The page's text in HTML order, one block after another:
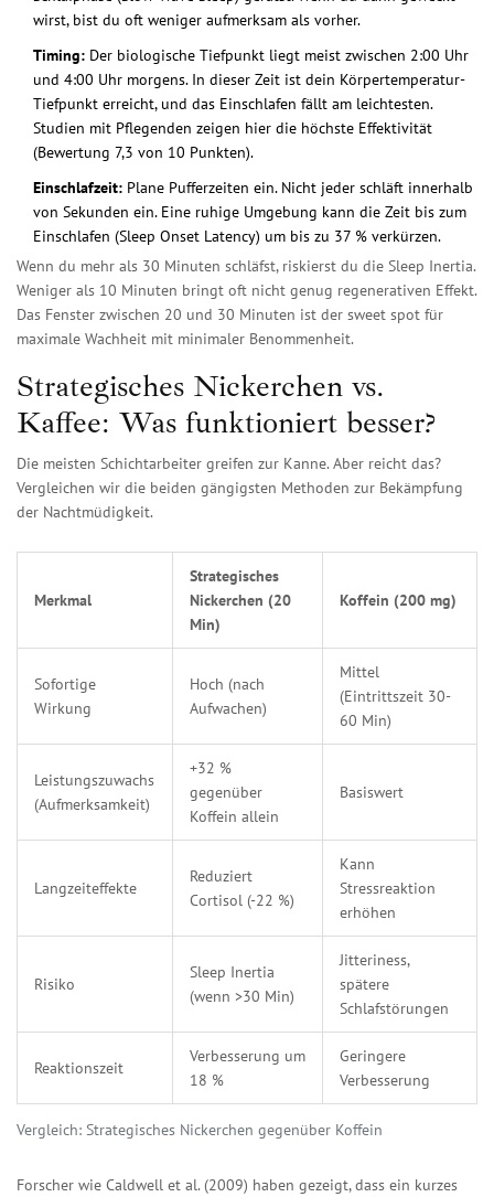
wirst, bist du oft weniger aufmerksam als vorher.
Timing: Der biologische Tiefpunkt liegt meist zwischen 2:00 Uhr
und 4:00 Uhr morgens. In dieser Zeit ist dein Körpertemperatur-
Tiefpunkt erreicht, und das Einschlafen fällt am leichtesten.
Studien mit Pflegenden zeigen hier die höchste Effektivität
(Bewertung 7,3 von 10 Punkten).
Einschlafzeit: Plane Pufferzeiten ein. Nicht jeder schläft innerhalb
von Sekunden ein. Eine ruhige Umgebung kann die Zeit bis zum
Einschlafen (Sleep Onset Latency) um bis zu 37 % verkürzen.
Wenn du mehr als 30 Minuten schläfst, riskierst du die Sleep Inertia.
Weniger als 10 Minuten bringt oft nicht genug regenerativen Effekt.
Das Fenster zwischen 20 und 30 Minuten ist der sweet spot für
maximale Wachheit mit minimaler Benommenheit.
Strategisches Nickerchen vs.
Kaffee: Was funktioniert besser?
Die meisten Schichtarbeiter greifen zur Kanne. Aber reicht das?
Vergleichen wir die beiden gängigsten Methoden zur Bekämpfung
der Nachtmüdigkeit.
Vergleich: Strategisches Nickerchen gegenüber Koffein
Merkmal
Strategisches
Nickerchen (20
Min)
Koffein (200 mg)
Sofortige
Wirkung
Hoch (nach
Aufwachen)
Mittel
(Eintrittszeit 30-
60 Min)
Leistungszuwachs
(Aufmerksamkeit)
+32 %
gegenüber
Koffein allein
Basiswert
Langzeiteffekte
Reduziert
Cortisol (-22 %)
Kann
Stressreaktion
erhöhen
Risiko
Sleep Inertia
(wenn >30 Min)
Jitteriness,
spätere
Schlafstörungen
Reaktionszeit
Verbesserung um
18 %
Geringere
Verbesserung
Forscher wie Caldwell et al. (2009) haben gezeigt, dass ein kurzes